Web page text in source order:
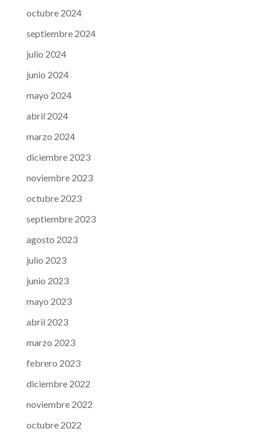
octubre 2024
septiembre 2024
julio 2024
junio 2024
mayo 2024
abril 2024
marzo 2024
diciembre 2023
noviembre 2023
octubre 2023
septiembre 2023
agosto 2023
julio 2023
junio 2023
mayo 2023
abril 2023
marzo 2023
febrero 2023
diciembre 2022
noviembre 2022
octubre 2022